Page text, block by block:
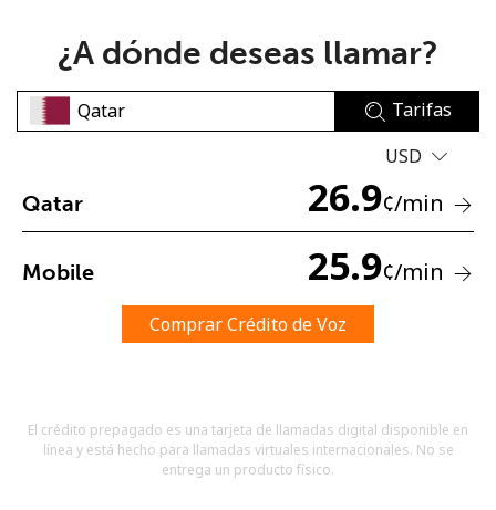
No se ha creado una contraseña
Mínimo 8 caracteres
Un caracter especial
¿A dónde deseas llamar?
Tarifas
USD
Qatar 26.9¢/min
Mobile 25.9¢/min
Comprar Crédito de Voz
El crédito prepagado es una tarjeta de llamadas digital disponible en
línea y está hecho para llamadas virtuales internacionales. No se
entrega un producto físico.